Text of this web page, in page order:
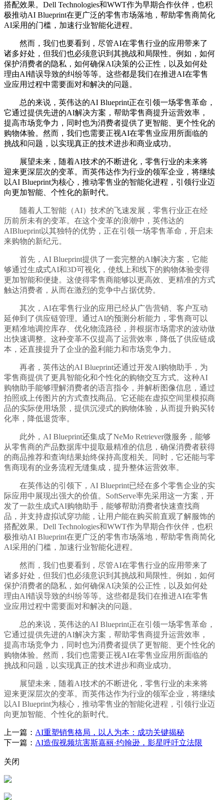
搭配效果。Dell Technologies和WWT作为早期合作伙伴，也积
极推动AI Blueprint在更广泛的零售市场落地，帮助零售商简化
AI采用的门槛，加速行业智能化进程。
然而，我们也要看到，尽管AI在零售行业的应用带来了
诸多好处，但我们也必须意识到其挑战和局限性。例如，如何
保护消费者的隐私，如何确保AI决策的公正性，以及如何处
理由AI错误导致的纠纷等等。这些都是我们在推进AI在零售
业应用过程中需要面对和解决的问题。
总的来说，英伟达的AI Blueprint正在引领一场零售革命，
它通过提供先进的AI解决方案，帮助零售商提升运营效率，
提高市场竞争力，同时也为消费者提供了更智能、更个性化的
购物体验。然而，我们也需要正视AI在零售业应用所面临的
挑战和问题，以实现真正的技术进步和商业成功。
展望未来，随着AI技术的不断进化，零售行业的未来将
迎来更深层次的变革。而英伟达作为行业的领军企业，将继续
以AI Blueprint为核心，推动零售业的智能化进程，引领行业迈
向更加智能、个性化的新时代。
随着人工智能（AI）技术的飞速发展，零售行业正在经
历前所未有的变革。在这个变革的浪潮中，英伟达的
AIBlueprint以其独特的优势，正在引领一场零售革命，开启未
来购物的新纪元。
首先，AI Blueprint提供了一套完整的AI解决方案，它能
够通过生成式AI和3D可视化，使线上和线下的购物体验变得
更加智能和便捷。这使得零售商能够以更高效、更精准的方式
触达消费者，从而在激烈的竞争中占据优势。
其次，AI在零售行业的应用已经从广告营销、客户互动
延伸到了供应链管理。通过AI的预测分析能力，零售商可以
更精准地调控库存、优化物流路径，并根据市场需求的波动做
出快速调整。这种变革不仅提高了运营效率，降低了供应链成
本，还直接提升了企业的盈利能力和市场竞争力。
再者，英伟达的AI Blueprint还通过开发AI购物助手，为
零售商提供了更具智能化和个性化的购物交互方式。这种AI
购物助手能够理解消费者的语言指令，并解析图像信息，通过
拍照或上传图片的方式查找商品。它还能在虚拟空间里模拟商
品的实际使用场景，提供沉浸式的购物体验，从而提升购买转
化率，降低退货率。
此外，AI Blueprint还集成了NeMo Retriever微服务，能够
从零售商的产品数据库中提取最精准的信息，确保消费者获得
的商品推荐和查询结果始终保持高度相关。同时，它还能与零
售商现有的业务流程无缝集成，提升整体运营效率。
在英伟达的引领下，AI Blueprint已经在多个零售企业的实
际应用中展现出强大的价值。SoftServe率先采用这一方案，开
发了一款生成式AI购物助手，能够帮助消费者快速查找商
品，并支持虚拟试穿功能，让用户能在购买前直观了解服饰的
搭配效果。Dell Technologies和WWT作为早期合作伙伴，也积
极推动AI Blueprint在更广泛的零售市场落地，帮助零售商简化
AI采用的门槛，加速行业智能化进程。
然而，我们也要看到，尽管AI在零售行业的应用带来了
诸多好处，但我们也必须意识到其挑战和局限性。例如，如何
保护消费者的隐私，如何确保AI决策的公正性，以及如何处
理由AI错误导致的纠纷等等。这些都是我们在推进AI在零售
业应用过程中需要面对和解决的问题。
总的来说，英伟达的AI Blueprint正在引领一场零售革命，
它通过提供先进的AI解决方案，帮助零售商提升运营效率，
提高市场竞争力，同时也为消费者提供了更智能、更个性化的
购物体验。然而，我们也需要正视AI在零售业应用所面临的
挑战和问题，以实现真正的技术进步和商业成功。
展望未来，随着AI技术的不断进化，零售行业的未来将
迎来更深层次的变革。而英伟达作为行业的领军企业，将继续
以AI Blueprint为核心，推动零售业的智能化进程，引领行业迈
向更加智能、个性化的新时代。
上一篇： AI重塑销售格局，以人为本：成功关键揭秘
下一篇： AI造假视频坑害斯嘉丽·约翰逊，影星呼吁立法限
关闭